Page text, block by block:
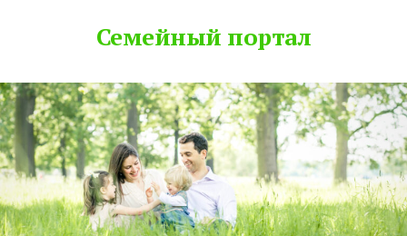
Семейный портал